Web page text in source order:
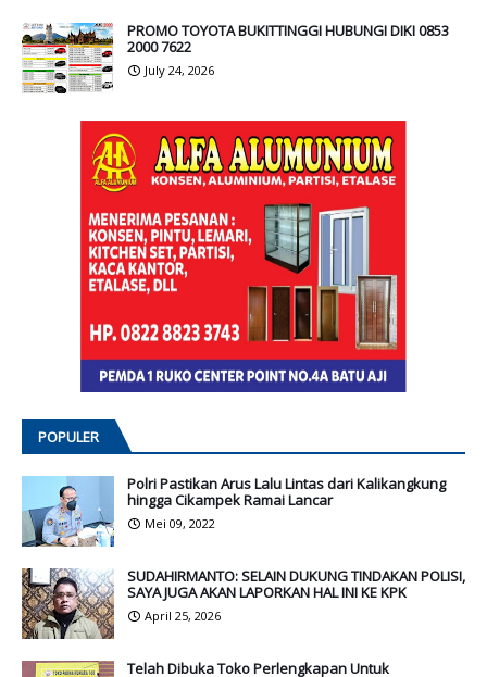
PROMO TOYOTA BUKITTINGGI HUBUNGI DIKI 0853
2000 7622
July 24, 2026
POPULER
Polri Pastikan Arus Lalu Lintas dari Kalikangkung
hingga Cikampek Ramai Lancar
Mei 09, 2022
SUDAHIRMANTO: SELAIN DUKUNG TINDAKAN POLISI,
SAYA JUGA AKAN LAPORKAN HAL INI KE KPK
April 25, 2026
Telah Dibuka Toko Perlengkapan Untuk